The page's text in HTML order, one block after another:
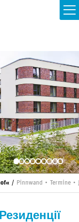
Pinnwand Termine